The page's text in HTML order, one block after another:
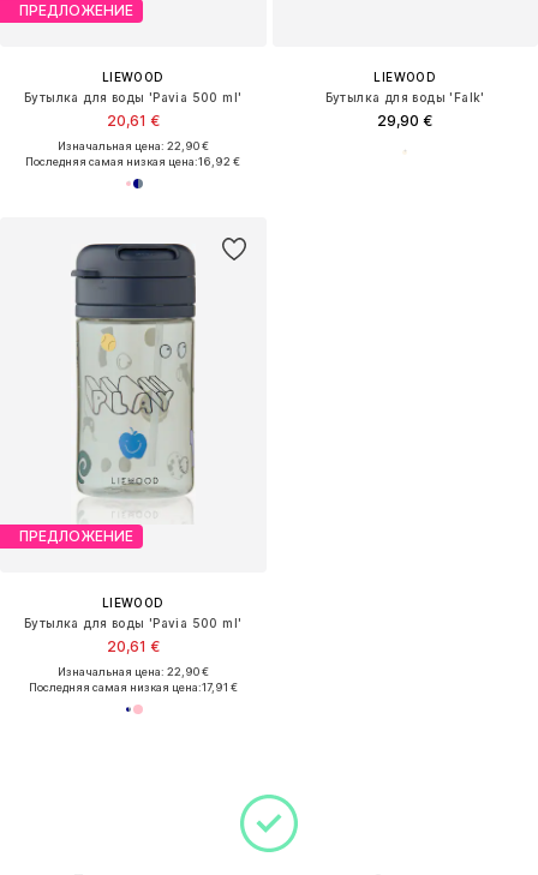
ПРЕДЛОЖЕНИЕ
LIEWOOD
Бутылка для воды 'Pavia 500 ml'
20,61 €
Изначальная цена: 22,90 €
Последняя самая низкая цена:16,92 €
LIEWOOD
Бутылка для воды 'Falk'
29,90 €
ПРЕДЛОЖЕНИЕ
LIEWOOD
Бутылка для воды 'Pavia 500 ml'
20,61 €
Изначальная цена: 22,90 €
Последняя самая низкая цена:17,91 €